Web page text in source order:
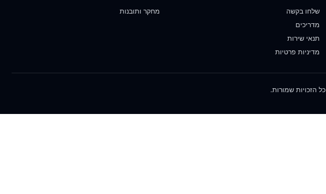
שלחו בקשה
מדריכים
תנאי שירות
מדיניות פרטיות
מחקר ותובנות